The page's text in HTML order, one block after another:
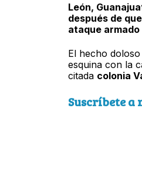
León,
después de
ataque
El hecho
esquina con la
citada colonia
Suscríbete